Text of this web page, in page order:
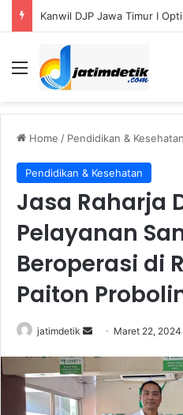
Menu
Home / Pendidikan & Kesehatan
Pendidikan & Kesehatan
Jasa Raharja
Pelayanan
Beroperasi di
Paiton
jatimdetik
n
d
a
Maret 22, 2024